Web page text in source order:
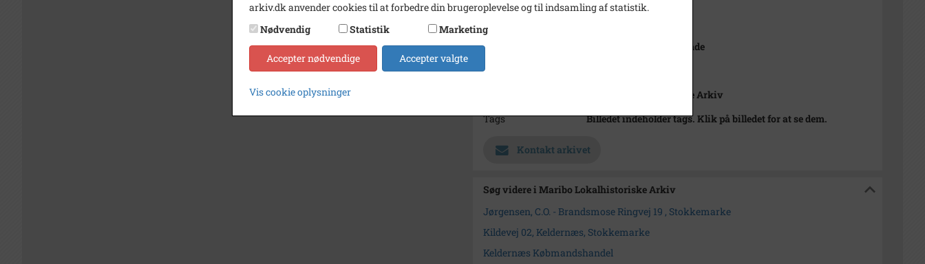
Fotograf
Pia Winther, Folketidende
Størrelse
Maribo Lokalhistoriske Arkiv
Tags
Billedet indeholder tags. Klik på billedet for at se dem.
Kontakt arkivet
Søg videre i Maribo Lokalhistoriske Arkiv
Jørgensen, C.O. - Brandsmose Ringvej 19 , Stokkemarke
Kildevej 02, Keldernæs, Stokkemarke
Keldernæs Købmandshandel
arkiv.dk anvender cookies til at forbedre din brugeroplevelse og til indsamling af statistik.
Nødvendig
Statistik Marketing
Accepter nødvendige Accepter valgte
Vis cookie oplysninger